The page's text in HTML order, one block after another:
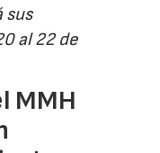
sus
al 22 de
MMH